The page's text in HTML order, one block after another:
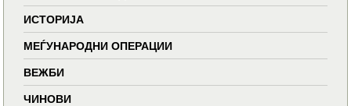
ИСТОРИЈА
МЕЃУНАРОДНИ ОПЕРАЦИИ
ВЕЖБИ
ЧИНОВИ